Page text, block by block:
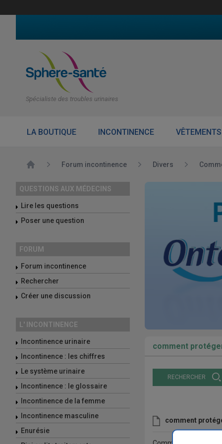
Spécialiste des troubles urinaires
LA BOUTIQUE INCONTINENCE VÊTEMENTS
Accueil Forum incontinence Divers
QUESTIONS AUX MÉDECINS
Lire les questions
Poser une question
FORUM
Forum incontinence
Rechercher
Créer une discussion
L' INCONTINENCE
Incontinence urinaire
Incontinence : les chiffres
Le système urinaire
Incontinence : le glossaire
Incontinence de la femme
Incontinence masculine
Enurésie
comment
RECHERCHER
comment